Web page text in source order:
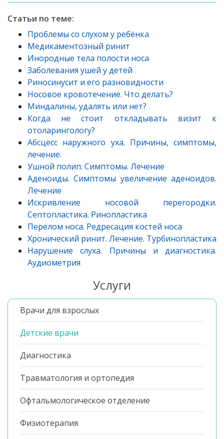
Статьи по теме:
Проблемы со слухом у ребёнка
Медикаментозный ринит
Инородные тела полости носа
Заболевания ушей у детей
Риносинусит и его разновидности
Носовое кровотечение. Что делать?
Миндалины, удалять или нет?
Когда не стоит откладывать визит к
отоларингологу?
Абсцесс наружного уха. Причины, симптомы,
лечение.
Ушной полип. Симптомы. Лечение
Аденоиды. Симптомы увеличение аденоидов.
Лечение
Искривление носовой перегородки.
Септопластика. Ринопластика
Перелом носа. Редресация костей носа
Хронический ринит. Лечение. Турбинопластика
Нарушение слуха. Причины и диагностика.
Аудиометрия
Услуги
Врачи для взрослых
Детские врачи
Диагностика
Травматология и ортопедия
Офтальмологическое отделение
Физиотерапия